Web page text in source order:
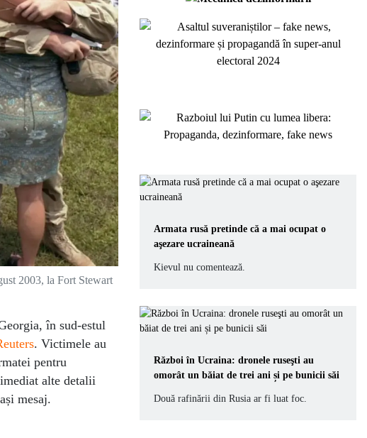
2003, la Fort Stewart
în sud-estul
. Victimele au
pentru
alte detalii
mesaj.
Armata rusă pretinde că a mai ocupat o
aşezare ucraineană
Kievul nu comentează.
Război în Ucraina: dronele ruseşti au
omorât un băiat de trei ani și pe bunicii săi
Două rafinării din Rusia ar fi luat foc.